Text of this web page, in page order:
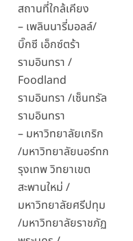
สถานที่ใกล้เคียง
– เพลินนารี่มอลล์/
บิ๊กซี เอ็กซ์ตร้า
รามอินทรา /
Foodland
รามอินทรา /เซ็นทรัล
รามอินทรา
– มหาวิทยาลัยเกริก
/มหาวิทยาลัยนอร์ทก
รุงเทพ วิทยาเขต
สะพานใหม่ /
มหาวิทยาลัยศรีปทุม
/มหาวิทยาลัยราชภัฏ